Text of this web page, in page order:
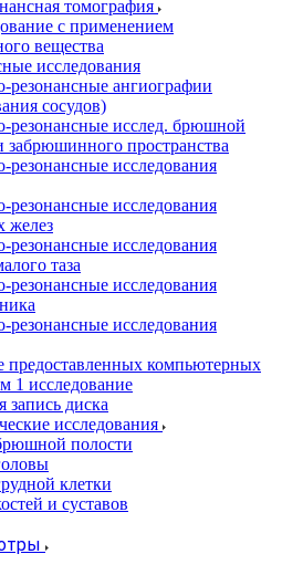
томография
с применением
вещества
исследования
резонансные ангиографии
сосудов)
резонансные исслед. брюшной
забрюшинного пространства
резонансные исследования
резонансные исследования
желез
резонансные исследования
таза
резонансные исследования
резонансные исследования
предоставленных компьютерных
1 исследование
запись диска
исследования
полости
клетки
и суставов